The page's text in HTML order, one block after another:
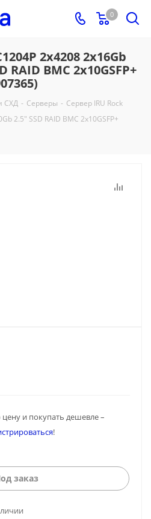
0
2x4208 2x16Gb
RAID BMC 2x10GSFP+
СХД - Серверы - Сервер IRU Rock
2.5" SSD RAID BMC 2x10GSFP+
и покупать дешевле –
!
заказ